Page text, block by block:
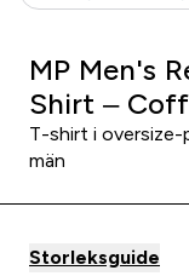
MP Men's
Shirt –
T-shirt i
män
Storleksguide